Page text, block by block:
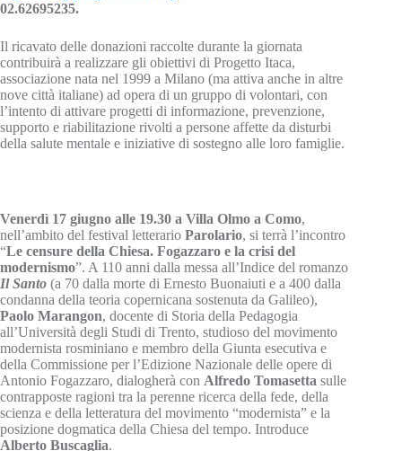
02.62695235.
Il ricavato delle donazioni raccolte durante la giornata
contribuirà a realizzare gli obiettivi di Progetto Itaca,
associazione nata nel 1999 a Milano (ma attiva anche in altre
nove città italiane) ad opera di un gruppo di volontari, con
l’intento di attivare progetti di informazione, prevenzione,
supporto e riabilitazione rivolti a persone affette da disturbi
della salute mentale e iniziative di sostegno alle loro famiglie.
Venerdì 17 giugno alle 19.30 a Villa Olmo a Como,
nell’ambito del festival letterario Parolario, si terrà l’incontro
“Le censure della Chiesa. Fogazzaro e la crisi del
modernismo”. A 110 anni dalla messa all’Indice del romanzo
Il Santo (a 70 dalla morte di Ernesto Buonaiuti e a 400 dalla
condanna della teoria copernicana sostenuta da Galileo),
Paolo Marangon, docente di Storia della Pedagogia
all’Università degli Studi di Trento, studioso del movimento
modernista rosminiano e membro della Giunta esecutiva e
della Commissione per l’Edizione Nazionale delle opere di
Antonio Fogazzaro, dialogherà con Alfredo Tomasetta sulle
contrapposte ragioni tra la perenne ricerca della fede, della
scienza e della letteratura del movimento “modernista” e la
posizione dogmatica della Chiesa del tempo. Introduce
Alberto Buscaglia.